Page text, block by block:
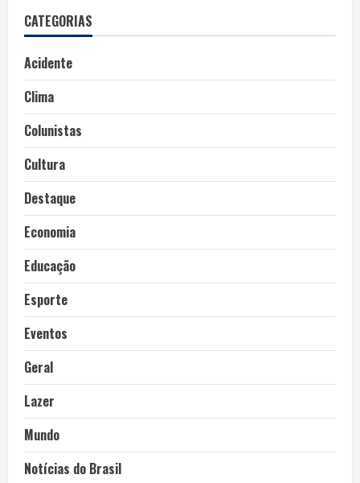
CATEGORIAS
Acidente
Clima
Colunistas
Cultura
Destaque
Economia
Educação
Esporte
Eventos
Geral
Lazer
Mundo
Notícias do Brasil